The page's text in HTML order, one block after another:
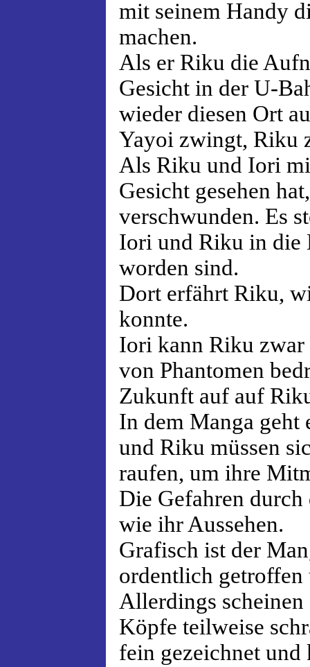
mit seinem Handy
machen.
Als er Riku die
Gesicht in der U-
wieder diesen Ort
Yayoi zwingt, Riku
Als Riku und Iori
Gesicht gesehen
verschwunden. Es
Iori und Riku in die
worden sind.
Dort erfährt Riku,
konnte.
Iori kann Riku zwar
von Phantomen
Zukunft auf auf
In dem Manga geht
und Riku müssen
raufen, um ihre
Die Gefahren
wie ihr Aussehen.
Grafisch ist der
ordentlich getroffen
Allerdings scheinen
Köpfe teilweise
fein gezeichnet